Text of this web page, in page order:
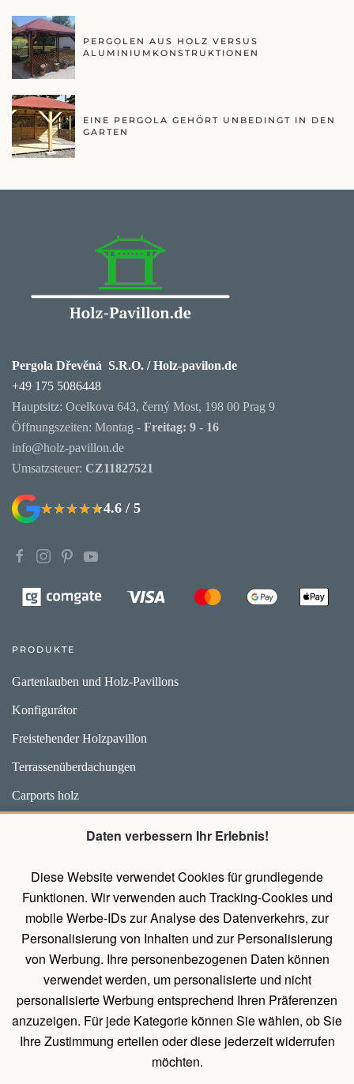
Daten verbessern Ihr Erlebnis!
Diese Website verwendet Cookies für grundlegende
Funktionen. Wir verwenden auch Tracking-Cookies und
mobile Werbe-IDs zur Analyse des Datenverkehrs, zur
Personalisierung von Inhalten und zur Personalisierung
von Werbung. Ihre personenbezogenen Daten können
verwendet werden, um personalisierte und nicht
personalisierte Werbung entsprechend Ihren Präferenzen
anzuzeigen. Für jede Kategorie können Sie wählen, ob Sie
Ihre Zustimmung erteilen oder diese jederzeit widerrufen
möchten.
PERGOLEN AUS HOLZ VERSUS
ALUMINIUMKONSTRUKTIONEN
EINE PERGOLA GEHÖRT UNBEDINGT IN DEN
GARTEN
Pergola Dřevěná S.R.O. / Holz-pavilon.de
+49 175 5086448
Hauptsitz: Ocelkova 643, černý Most, 198 00 Prag 9
Öffnungszeiten: Montag - Freitag: 9 - 16
info@holz-pavillon.de
Umsatzsteuer: CZ11827521
★★★★★
★★★★★4.6 / 5
PRODUKTE
Gartenlauben und Holz-Pavillons
Konfigurátor
Freistehender Holzpavillon
Terrassenüberdachungen
Carports holz
Pavillons mit Wänden
UNTERLAGEN
Belehrung über das Widerrufsrecht
Allgemeines Verfahren zum Erstellen einer Bestellung
Natürliche Holzeigenschaften